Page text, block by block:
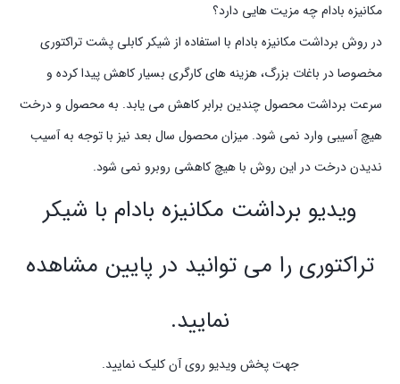
مکانیزه بادام چه مزیت هایی دارد؟
در روش برداشت مکانیزه بادام با استفاده از شیکر کابلی پشت تراکتوری
مخصوصا در باغات بزرگ، هزینه های کارگری بسیار کاهش پیدا کرده و
سرعت برداشت محصول چندین برابر کاهش می یابد. به محصول و درخت
هیچ آسیبی وارد نمی شود. میزان محصول سال بعد نیز با توجه به آسیب
ندیدن درخت در این روش با هیچ کاهشی روبرو نمی شود.
ویدیو برداشت مکانیزه بادام با شیکر
تراکتوری را می توانید در پایین مشاهده
نمایید.
جهت پخش ویدیو روی آن کلیک نمایید.